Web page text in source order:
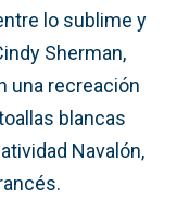
lo sublime y
Sherman,
una recreación
blancas
Navalón,